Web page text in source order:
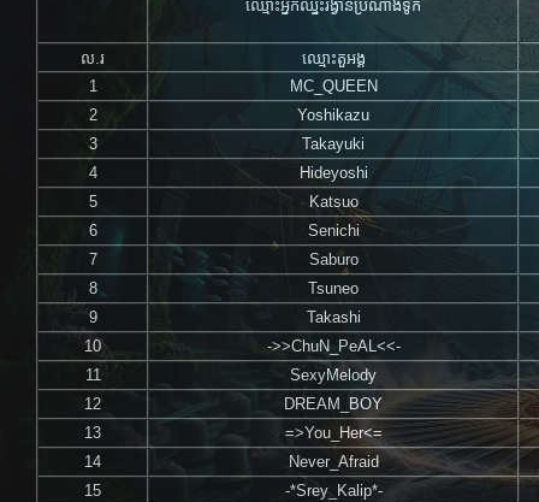
ឈ្មោះអ្នកឈ្នះ​រង្វាន់​ប្រណាំង​ទូក​
ល.រ
ឈ្មោះតួអង្គ
1
MC_QUEEN
2
Yoshikazu
3
Takayuki
4
Hideyoshi
5
Katsuo
6
Senichi
7
Saburo
8
Tsuneo
9
Takashi
10
->>ChuN_PeAL<<-
11
SexyMelody
12
DREAM_BOY
13
=>You_Her<=
14
Never_Afraid
15
-*Srey_Kalip*-